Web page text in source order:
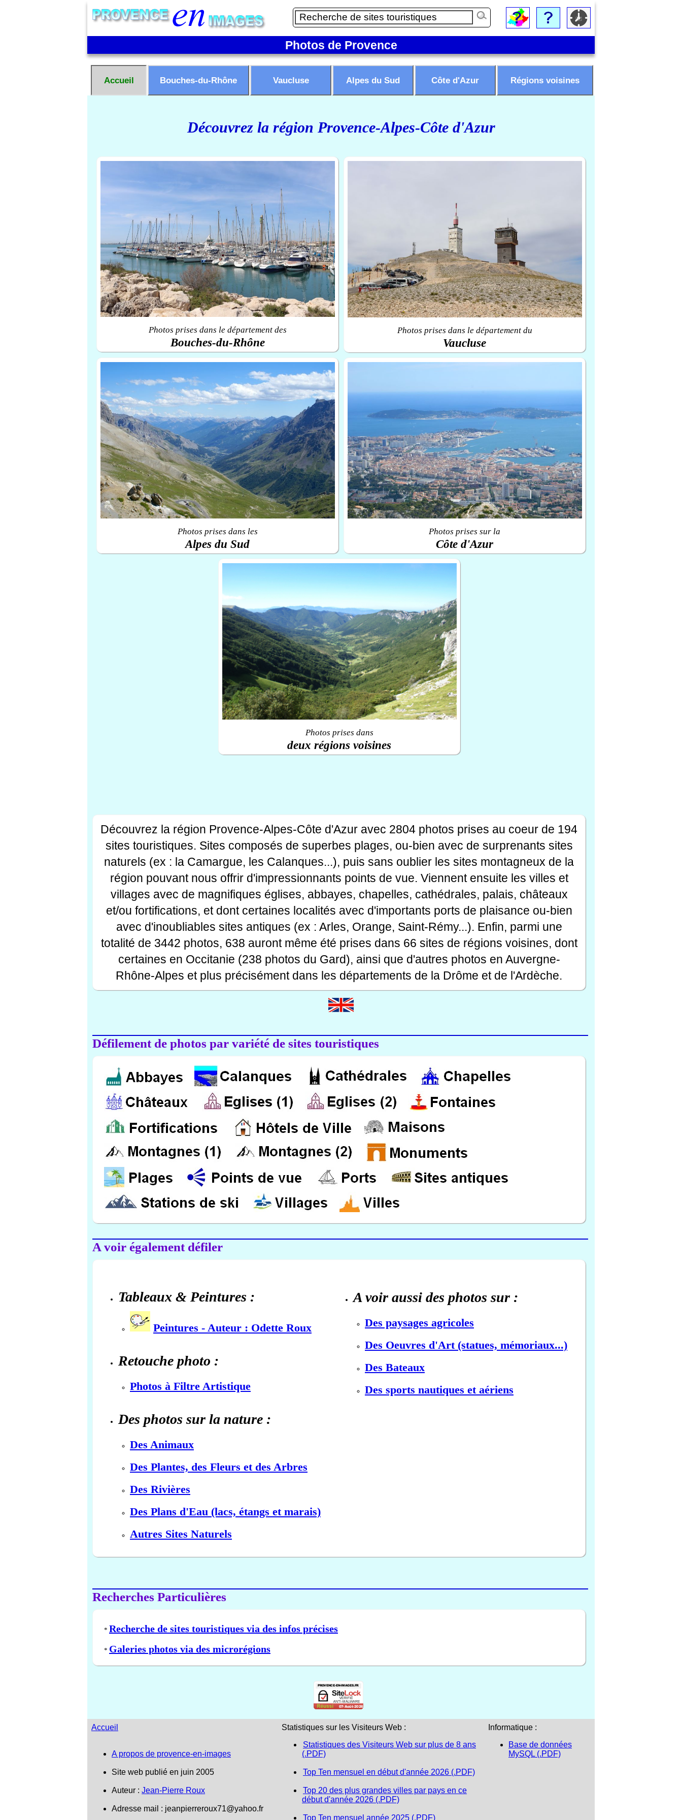
Photos de Provence
Accueil Bouches-du-Rhône Vaucluse Alpes du Sud Côte d'Azur Régions voisines
Découvrez la région Provence-Alpes-Côte d'Azur
Photos prises dans le département des
Bouches-du-Rhône
Photos prises dans le département du
Vaucluse
Photos prises dans les
Alpes du Sud
Photos prises sur la
Côte d'Azur
Photos prises dans
deux régions voisines
Découvrez la région Provence-Alpes-Côte d'Azur avec 2804 photos prises au coeur de 194
sites touristiques. Sites composés de superbes plages, ou-bien avec de surprenants sites
naturels (ex : la Camargue, les Calanques...), puis sans oublier les sites montagneux de la
région pouvant nous offrir d'impressionnants points de vue. Viennent ensuite les villes et
villages avec de magnifiques églises, abbayes, chapelles, cathédrales, palais, châteaux
et/ou fortifications, et dont certaines localités avec d'importants ports de plaisance ou-bien
avec d'inoubliables sites antiques (ex : Arles, Orange, Saint-Rémy...). Enfin, parmi une
totalité de 3442 photos, 638 auront même été prises dans 66 sites de régions voisines, dont
certaines en Occitanie (238 photos du Gard), ainsi que d'autres photos en Auvergne-
Rhône-Alpes et plus précisément dans les départements de la Drôme et de l'Ardèche.
Défilement de photos par variété de sites touristiques
A voir également défiler
Tableaux & Peintures :
Peintures - Auteur : Odette Roux
Retouche photo :
Photos à Filtre Artistique
Des photos sur la nature :
Des Animaux
Des Plantes, des Fleurs et des Arbres
Des Rivières
Des Plans d'Eau (lacs, étangs et marais)
Autres Sites Naturels
A voir aussi des photos sur :
Des paysages agricoles
Des Oeuvres d'Art (statues, mémoriaux...)
Des Bateaux
Des sports nautiques et aériens
Recherches Particulières
* Recherche de sites touristiques via des infos précises
* Galeries photos via des microrégions
Accueil
A propos de provence-en-images
Site web publié en juin 2005
Auteur : Jean-Pierre Roux
Adresse mail : jeanpierreroux71@yahoo.fr
Statistiques sur les Visiteurs Web :
Statistiques des Visiteurs Web sur plus de 8 ans
(.PDF)
Top Ten mensuel en début d'année 2026 (.PDF)
Top 20 des plus grandes villes par pays en ce
début d'année 2026 (.PDF)
Top Ten mensuel année 2025 (.PDF)
Informatique :
Base de données
MySQL (.PDF)